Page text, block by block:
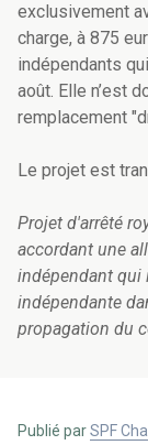
exclusivement
charge, à 875
indépendants
août. Elle n’est
remplacement
Le projet est
Projet d'arrêté
accordant une
indépendant qui
indépendante
propagation du
Publié parSPF